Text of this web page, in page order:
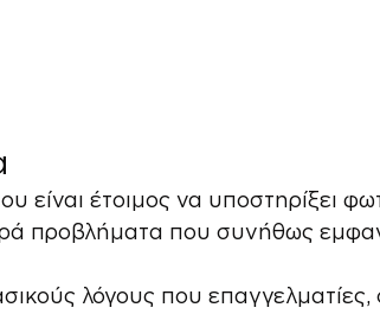
είναι έτοιμος να υποστηρίξει
προβλήματα που συνήθως
λόγους που επαγγελματίες,